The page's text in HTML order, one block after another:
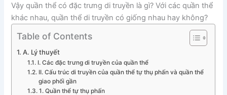
Vậy quần thể có đặc trưng di truyền là gì? Với các quần thể
khác nhau, quần thể di truyền có giống nhau hay không?
Table of Contents
A. Lý thuyết
I. Các đặc trưng di truyền của quần thể
II. Cấu trúc di truyền của quần thể tự thụ phấn và quần thể
giao phối gần
1. Quần thể tự thụ phấn